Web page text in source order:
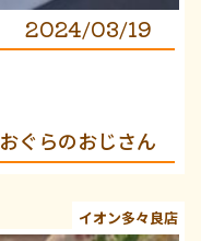
2024/03/19
おぐらのおじさん
イオン多々良店